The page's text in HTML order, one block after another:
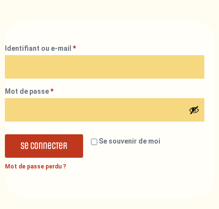
Identifiant ou e-mail *
Mot de passe*
Se souvenir de moi
Se connecter
Mot de passe perdu ?